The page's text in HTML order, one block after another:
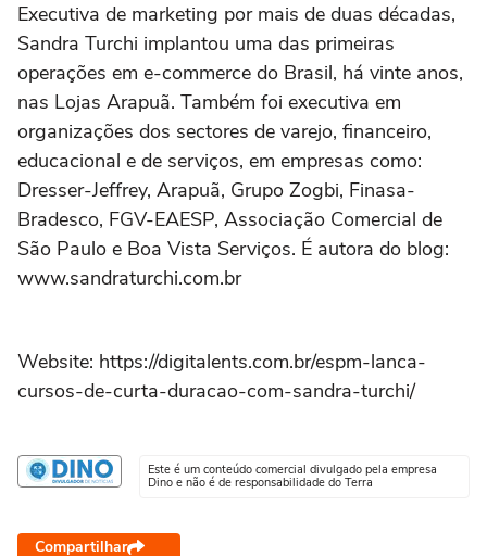
Executiva de marketing por mais de duas décadas,
Sandra Turchi implantou uma das primeiras
operações em e-commerce do Brasil, há vinte anos,
nas Lojas Arapuã. Também foi executiva em
organizações dos sectores de varejo, financeiro,
educacional e de serviços, em empresas como:
Dresser-Jeffrey, Arapuã, Grupo Zogbi, Finasa-
Bradesco, FGV-EAESP, Associação Comercial de
São Paulo e Boa Vista Serviços. É autora do blog:
www.sandraturchi.com.br
Website: https://digitalents.com.br/espm-lanca-
cursos-de-curta-duracao-com-sandra-turchi/
Este é um conteúdo comercial divulgado pela empresa
Dino e não é de responsabilidade do Terra
Compartilhar